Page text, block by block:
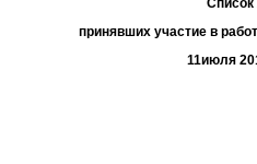
Список
принявших участие в
11июля